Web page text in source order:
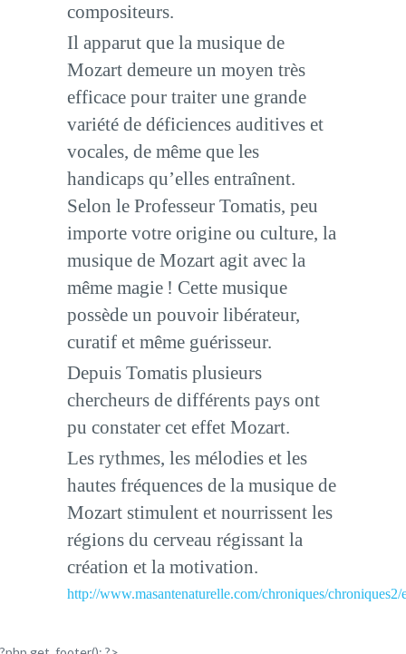
compositeurs.
Il apparut que la musique de
Mozart demeure un moyen très
efficace pour traiter une grande
variété de déficiences auditives et
vocales, de même que les
handicaps qu’elles entraînent.
Selon le Professeur Tomatis, peu
importe votre origine ou culture, la
musique de Mozart agit avec la
même magie ! Cette musique
possède un pouvoir libérateur,
curatif et même guérisseur.
Depuis Tomatis plusieurs
chercheurs de différents pays ont
pu constater cet effet Mozart.
Les rythmes, les mélodies et les
hautes fréquences de la musique de
Mozart stimulent et nourrissent les
régions du cerveau régissant la
création et la motivation.
http://www.masantenaturelle.com/chroniques/